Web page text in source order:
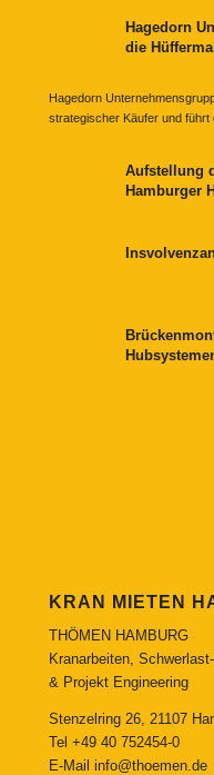
Hagedorn
die
Hagedorn
strategischer Käufer und führt
Aufstellung
Hamburger
KRAN MIETEN
THÖMEN HAMBURG
Kranarbeiten,
& Projekt Engineering
Stenzelring 26, 21107
Tel +49 40 752454-0
E-Mail info@thoemen.de